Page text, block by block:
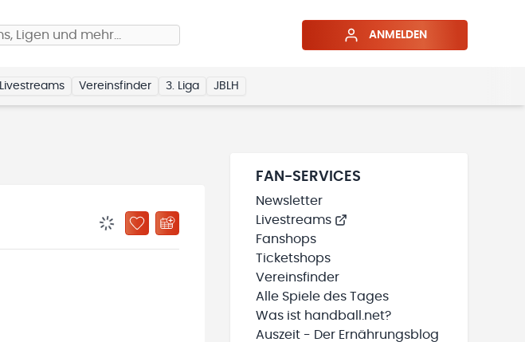
Ligen und mehr… ANMELDEN
Livestreams Vereinsfinder 3. Liga JBLH
BENACHRICHTIGUNGSSTATUS WIRD GELADEN
ZU „MEINE TEAMS“ HINZUFÜGEN
FAN-SERVICES
Newsletter
Livestreams
Fanshops
Ticketshops
Vereinsfinder
Alle Spiele des Tages
Was ist handball.net?
Auszeit - Der Ernährungsblog